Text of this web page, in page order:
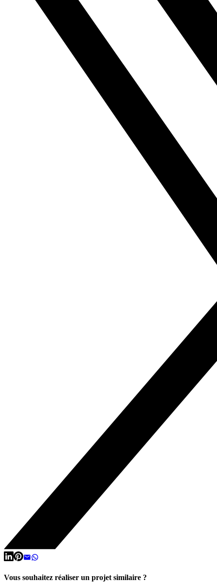
Vous souhaitez réaliser un projet similaire ?